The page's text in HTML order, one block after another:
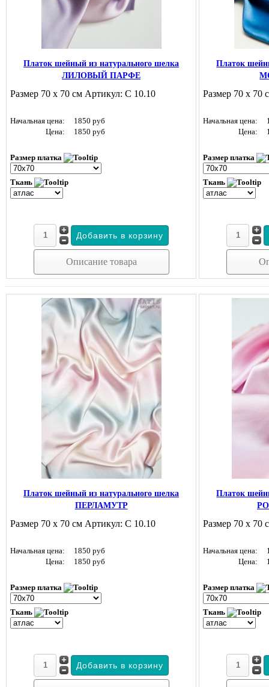
Платок шейный из натурального шелка
ЛИЛОВЫЙ ПАРФЕ
Размер 70 х 70 см Артикул: С 10.10
Начальная цена:
1850 руб
Цена:
1850 руб
Размер платка
Ткань
Описание товара
Платок
Размер 70 х 70
Начальная цена:
Цена:
Размер платка
Ткань
Платок шейный из натурального шелка
ПЕРЛАМУТР
Размер 70 х 70 см Артикул: С 10.10
Начальная цена:
1850 руб
Цена:
1850 руб
Размер платка
Ткань
Платок
Размер 70 х 70
Начальная цена:
Цена:
Размер платка
Ткань